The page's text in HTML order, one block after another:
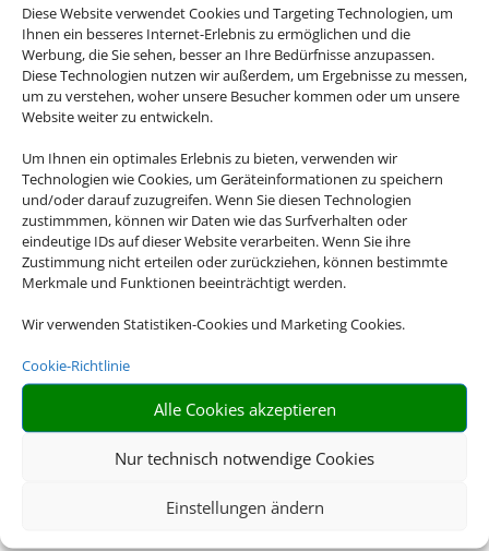
Diese Website verwendet Cookies und Targeting Technologien, um
Ihnen ein besseres Internet-Erlebnis zu ermöglichen und die
Werbung, die Sie sehen, besser an Ihre Bedürfnisse anzupassen.
Diese Technologien nutzen wir außerdem, um Ergebnisse zu messen,
um zu verstehen, woher unsere Besucher kommen oder um unsere
Website weiter zu entwickeln.
Um Ihnen ein optimales Erlebnis zu bieten, verwenden wir
Technologien wie Cookies, um Geräteinformationen zu speichern
und/oder darauf zuzugreifen. Wenn Sie diesen Technologien
zustimmmen, können wir Daten wie das Surfverhalten oder
eindeutige IDs auf dieser Website verarbeiten. Wenn Sie ihre
Zustimmung nicht erteilen oder zurückziehen, können bestimmte
Merkmale und Funktionen beeinträchtigt werden.
Wir verwenden Statistiken-Cookies und Marketing Cookies.
Cookie-Richtlinie
Alle Cookies akzeptieren
Nur technisch notwendige Cookies
Einstellungen ändern
Viele Ziele kenne ich
persönlich und freue mich auf
euch, um eure individuellen
Pläne zu verwirklichen.
Caroline Dürschner
Mein eigenes Reisebüro habe
ich 2019 für meinen kleinen
Sohn aufgegeben. Nun darf